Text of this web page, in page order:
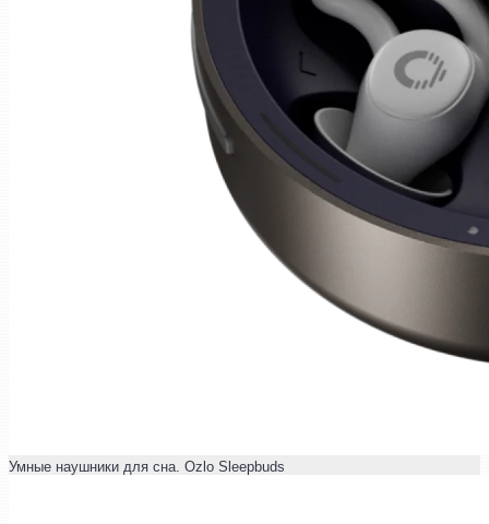
Умные наушники для сна. Ozlo Sleepbuds